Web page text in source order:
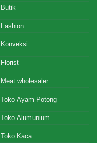
Butik
Fashion
Konveksi
Florist
Meat wholesaler
Toko Ayam Potong
Toko Alumunium
Toko Kaca